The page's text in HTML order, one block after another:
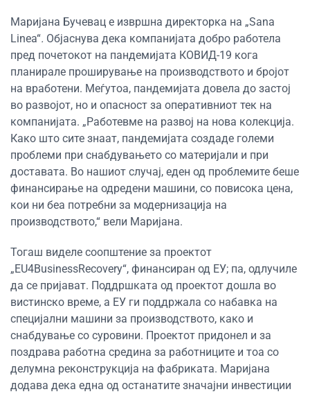
Маријана Бучевац е извршна директорка на „Sana
Linea“. Објаснува дека компанијата добро работела
пред почетокот на пандемијата КОВИД-19 кога
планирале проширување на производството и бројот
на вработени. Меѓутоа, пандемијата довела до застој
во развојот, но и опасност за оперативниот тек на
компанијата. „Работевме на развој на нова колекција.
Како што сите знаат, пандемијата создаде големи
проблеми при снабдувањето со материјали и при
доставата. Во нашиот случај, еден од проблемите беше
финансирање на одредени машини, со повисока цена,
кои ни беа потребни за модернизација на
производството,“ вели Маријана.
Тогаш виделе соопштение за проектот
„EU4BusinessRecovery“, финансиран од ЕУ; па, одлучиле
да се пријават. Поддршката од проектот дошла во
вистинско време, а ЕУ ги поддржала со набавка на
специјални машини за производството, како и
снабдување со суровини. Проектот придонел и за
поздрава работна средина за работниците и тоа со
делумна реконструкција на фабриката. Маријана
додава дека една од останатите значајни инвестиции